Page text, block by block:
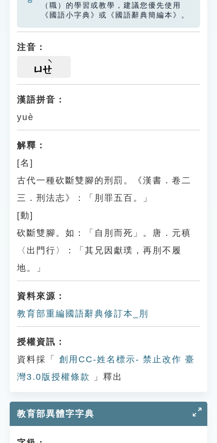
（職）的學習或教學，建議您優先使用
《國語小字典》或《國語辭典簡編本》。
注音：
ㄩㄝ
漢語拼音：
yuè
解釋：
[名]
古代一種砍斷雙腳的刑罰。《漢書．卷二
三．刑法志》：「刖罪五百。」
[動]
砍斷雙腳。如：「自刖而死」。唐．元稹
〈出門行〉：「其兄因獻璞，再刖不履
地。」
資料來源：
教育部重編國語辭典修訂本_刖
授權資訊：
資料採「
創用CC-姓名標示- 禁止改作 臺
灣3.0版授權條款
」釋出
教育部異體字字典